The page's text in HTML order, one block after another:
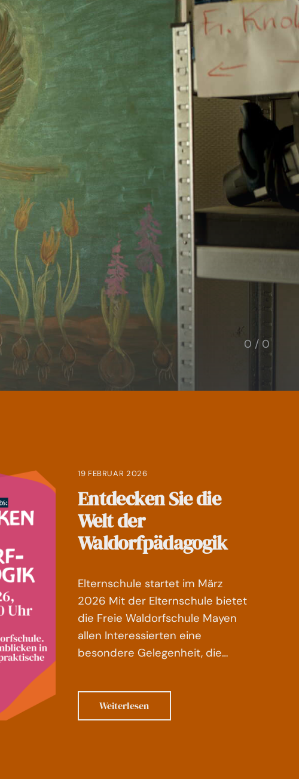
0 / 0
19 FEBRUAR 2026
Entdecken Sie die
Welt der
Waldorfpädagogik
Elternschule startet im März
2026 Mit der Elternschule bietet
die Freie Waldorfschule Mayen
allen Interessierten eine
besondere Gelegenheit, die…
Weiterlesen